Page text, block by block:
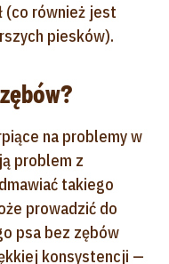
(co również jest
piesków).
na problemy w
problem z
takiego
prowadzić do
psa bez zębów
konsystencji —